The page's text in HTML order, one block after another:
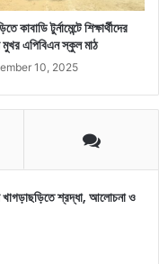
কাবাডি টুর্নামেন্টে শিক্ষার্থীদের
মুখর এপিবিএন স্কুল মাঠ
10, 2025
শ্রদ্ধা, আলোচনা ও